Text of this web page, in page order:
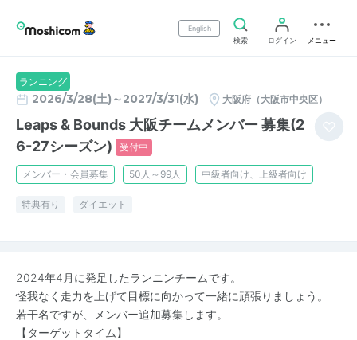
English
検索
ログイン メニュー
ランニング
2026/3/28(土)～2027/3/31(水) 大阪府（大阪市中央区）
Leaps & Bounds 大阪チームメンバー 募集(2
6-27シーズン)
受付中
メンバー・会員募集 50人～99人 中級者向け、上級者向け
特典有り ダイエット
2024年4月に発足したランニンチームです。
怪我なく走力を上げて目標に向かって一緒に頑張りましょう。
若干名ですが、メンバー追加募集します。
【ターゲットタイム】